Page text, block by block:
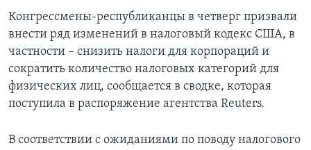
Конгрессмены-республиканцы в четверг призвали
внести ряд изменений в налоговый кодекс США, в
частности – снизить налоги для корпораций и
сократить количество налоговых категорий для
физических лиц, сообщается в сводке, которая
поступила в распоряжение агентства Reuters.
В соответствии с ожиданиями по поводу налогового